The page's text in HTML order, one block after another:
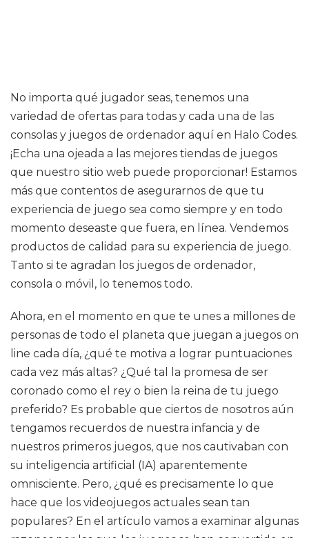
No importa qué jugador seas, tenemos una
variedad de ofertas para todas y cada una de las
consolas y juegos de ordenador aquí en Halo Codes.
¡Echa una ojeada a las mejores tiendas de juegos
que nuestro sitio web puede proporcionar! Estamos
más que contentos de asegurarnos de que tu
experiencia de juego sea como siempre y en todo
momento deseaste que fuera, en línea. Vendemos
productos de calidad para su experiencia de juego.
Tanto si te agradan los juegos de ordenador,
consola o móvil, lo tenemos todo.
Ahora, en el momento en que te unes a millones de
personas de todo el planeta que juegan a juegos on
line cada día, ¿qué te motiva a lograr puntuaciones
cada vez más altas? ¿Qué tal la promesa de ser
coronado como el rey o bien la reina de tu juego
preferido? Es probable que ciertos de nosotros aún
tengamos recuerdos de nuestra infancia y de
nuestros primeros juegos, que nos cautivaban con
su inteligencia artificial (IA) aparentemente
omnisciente. Pero, ¿qué es precisamente lo que
hace que los videojuegos actuales sean tan
populares? En el artículo vamos a examinar algunas